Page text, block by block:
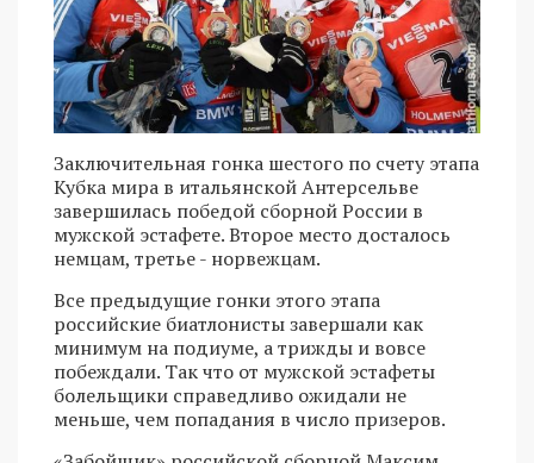
Заключительная гонка шестого по счету этапа
Кубка мира в итальянской Антерсельве
завершилась победой сборной России в
мужской эстафете. Второе место досталось
немцам, третье - норвежцам.
Все предыдущие гонки этого этапа
российские биатлонисты завершали как
минимум на подиуме, а трижды и вовсе
побеждали. Так что от мужской эстафеты
болельщики справедливо ожидали не
меньше, чем попадания в число призеров.